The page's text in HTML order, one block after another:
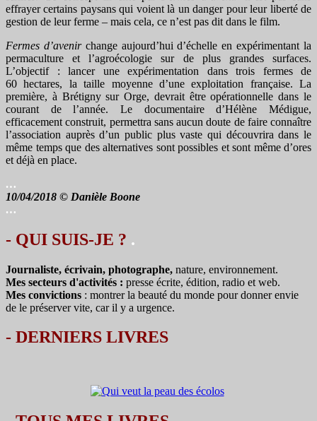
effrayer certains paysans qui voient là un danger pour leur liberté de
gestion de leur ferme – mais cela, ce n’est pas dit dans le film.
Fermes d’avenirchange aujourd’hui d’échelle en expérimentant la
permaculture et l’agroécologie sur de plus grandes surfaces.
L’objectif : lancer une expérimentation dans trois fermes de
60 hectares, la taille moyenne d’une exploitation française. La
première, à Brétigny sur Orge, devrait être opérationnelle dans le
courant de l’année. Le documentaire d’Hélène Médigue,
efficacement construit, permettra sans aucun doute de faire connaître
l’association auprès d’un public plus vaste qui découvrira dans le
même temps que des alternatives sont possibles et sont même d’ores
et déjà en place.
…
10/04/2018 © Danièle Boone
…
- QUI SUIS-JE ? .
Journaliste, écrivain, photographe, nature, environnement.
Mes secteurs d'activités : presse écrite, édition, radio et web.
Mes convictions : montrer la beauté du monde pour donner envie
de le préserver vite, car il y a urgence.
- DERNIERS LIVRES